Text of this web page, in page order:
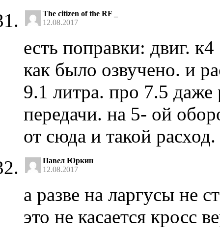
The citizen of the RF _
12.08.2017
есть поправки: двиг.
как было озвучено. и
9.1 литра. про 7.5 даже
передачи. на 5- ой
от сюда и такой расход.
Павел Юркин
12.08.2017
а разве на ларгусы не
это не касается кросс